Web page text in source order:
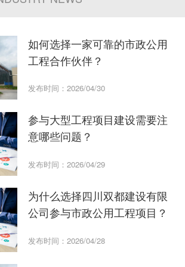
如何选择一家可靠的市政公用
工程合作伙伴？
发布时间：2026/04/30
参与大型工程项目建设需要注
意哪些问题？
发布时间：2026/04/29
为什么选择四川双都建设有限
公司参与市政公用工程项目？
发布时间：2026/04/28